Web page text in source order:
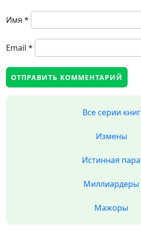
Имя *
Email *
Все серии книг
Измены
Истинная пара
Миллиардеры
Мажоры